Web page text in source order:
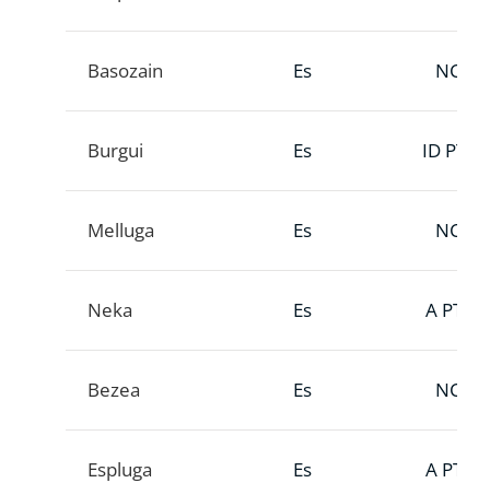
Basozain Es NC
Burgui Es ID PTT
Melluga Es NC
Neka Es A PTT
Bezea Es NC
Espluga Es A PTT